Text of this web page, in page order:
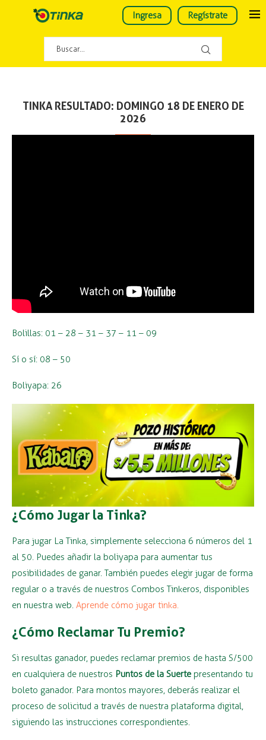
Ingresa Regístrate
TINKA RESULTADO: DOMINGO 18 DE ENERO DE
2026
Bolillas: 01 – 28 – 31 – 37 – 11 – 09
Sí o sí: 08 – 50
Boliyapa: 26
¿Cómo Jugar la Tinka?
Para jugar La Tinka, simplemente selecciona 6 números del 1
al 50. Puedes añadir la boliyapa para aumentar tus
posibilidades de ganar. También puedes elegir jugar de forma
regular o a través de nuestros Combos Tinkeros, disponibles
en nuestra web. Aprende cómo jugar tinka.
¿Cómo Reclamar Tu Premio?
Si resultas ganador, puedes reclamar premios de hasta S/500
en cualquiera de nuestros Puntos de la Suerte presentando tu
boleto ganador. Para montos mayores, deberás realizar el
proceso de solicitud a través de nuestra plataforma digital,
siguiendo las instrucciones correspondientes.